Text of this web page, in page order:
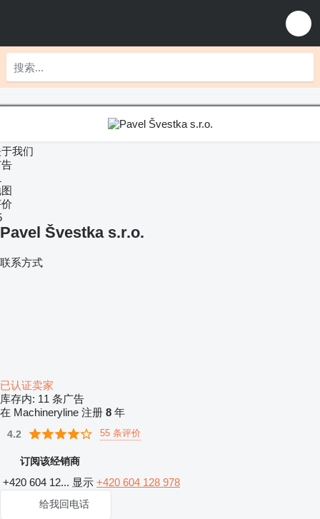
我们
Pavel Švestka s.r.o.
联系方式
已认证卖家
库存内: 11 条广告
在 Machineryline 注册 8 年
4.2 55 条评价
订阅该经销商
+420 604 12... 显示 +420 604 128 978
给我回电话